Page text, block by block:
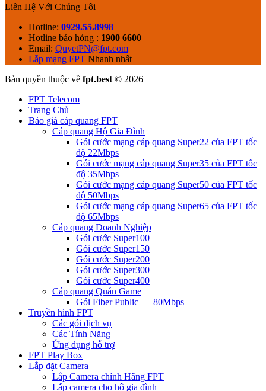
Liên Hệ Với Chúng Tôi
Hotline: 0929.55.8998
Hotline báo hỏng : 1900 6600
Email: QuyetPN@fpt.com
Lắp mạng FPT Nhanh nhất
Bản quyền thuộc về fpt.best© 2026
FPT Telecom
Trang Chủ
Báo giá cáp quang FPT
Cáp quang Hộ Gia Đình
Gói cước mạng cáp quang Super22 của FPT tốc
độ 22Mbps
Gói cước mạng cáp quang Super35 của FPT tốc
độ 35Mbps
Gói cước mạng cáp quang Super50 của FPT tốc
độ 50Mbps
Gói cước mạng cáp quang Super65 của FPT tốc
độ 65Mbps
Cáp quang Doanh Nghiệp
Gói cước Super100
Gói cước Super150
Gói cước Super200
Gói cước Super300
Gói cước Super400
Cáp quang Quán Game
Gói Fiber Public+ – 80Mbps
Truyền hình FPT
Các gói dịch vụ
Các Tính Năng
Ứng dụng hỗ trợ
FPT Play Box
Lắp đặt Camera
Lắp Camera chính Hãng FPT
Lắp camera cho hộ gia đình